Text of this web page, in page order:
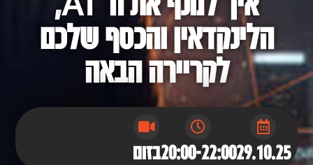
הלינקדאין והכסף שלכם
לקריירה הבאה
29.10.25
20:00-22:00בזום